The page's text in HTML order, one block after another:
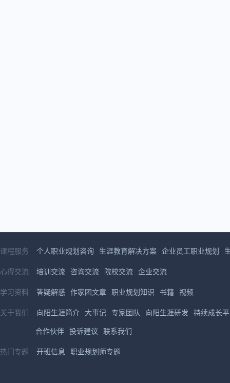
课程服务 个人职业规划咨询 生涯教育解决方案 企业员工职业规划
心得交流 培训交流 咨询交流 院校交流 企业交流
学习资料 答疑解惑 作家团文章 职业规划知识 书籍 视频
关于我们 向阳生涯简介 大事记 专家团队 向阳生涯研发 持续成长
合作伙伴 投诉建议 联系我们
热门专题 开班信息 职业规划师专题